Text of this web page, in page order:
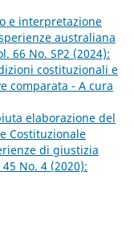
e interpretazione
australiana
66 No. SP2 (2024):
costituzionali e
comparata - A cura
elaborazione del
Costituzionale
di giustizia
45 No. 4 (2020):